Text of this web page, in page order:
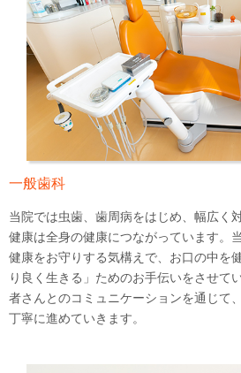
一般歯科
当院では虫歯、歯周病をはじめ、幅広く
健康は全身の健康につながっています。
健康をお守りする気構えで、お口の中を
り良く生きる」ためのお手伝いをさせて
者さんとのコミュニケーションを通じて
丁寧に進めていきます。